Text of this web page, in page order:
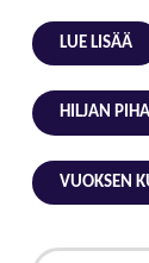
LUE LISÄÄ
HILJAN
VUOKSEN